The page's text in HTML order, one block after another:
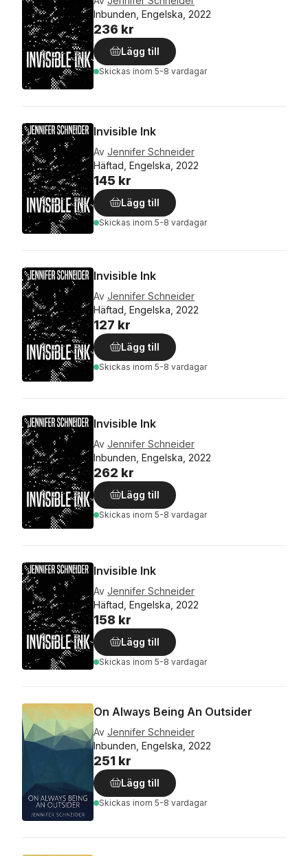
Inbunden, Engelska, 2022
236 kr
Lägg till
Skickas inom 5-8 vardagar
Invisible Ink
Av Jennifer Schneider
Häftad, Engelska, 2022
145 kr
Lägg till
Skickas inom 5-8 vardagar
Invisible Ink
Av Jennifer Schneider
Häftad, Engelska, 2022
127 kr
Lägg till
Skickas inom 5-8 vardagar
Invisible Ink
Av Jennifer Schneider
Inbunden, Engelska, 2022
262 kr
Lägg till
Skickas inom 5-8 vardagar
Invisible Ink
Av Jennifer Schneider
Häftad, Engelska, 2022
158 kr
Lägg till
Skickas inom 5-8 vardagar
On Always Being An Outsider
Av Jennifer Schneider
Inbunden, Engelska, 2022
251 kr
Lägg till
Skickas inom 5-8 vardagar